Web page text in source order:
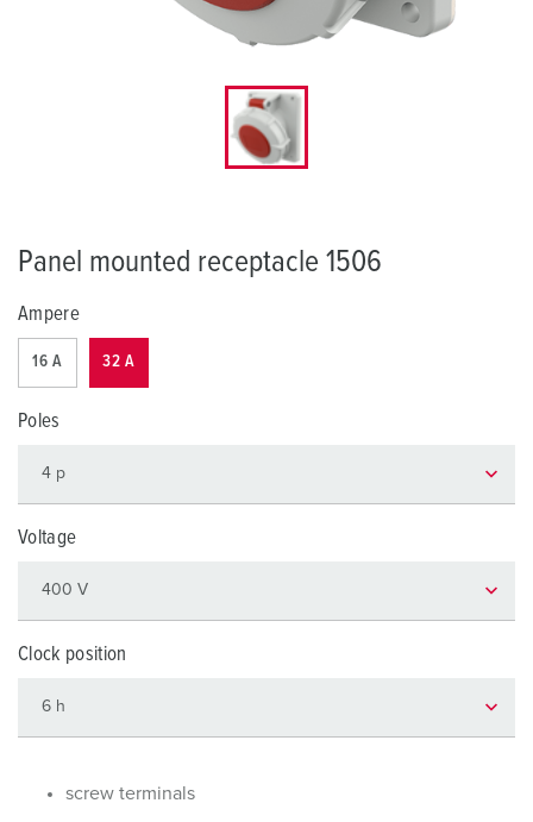
Panel mounted receptacle 1506
Ampere
16 A 32 A
Poles
Voltage
Clock position
screw terminals